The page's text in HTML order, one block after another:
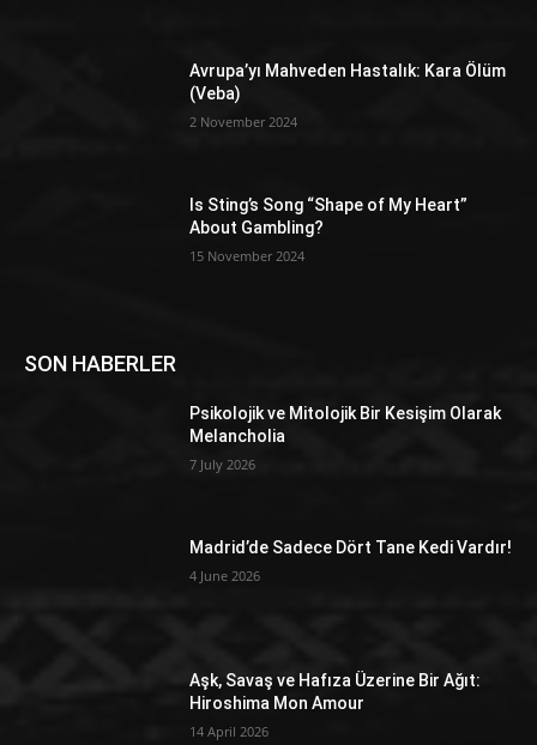
Avrupa’yı Mahveden Hastalık: Kara Ölüm
(Veba)
2 November 2024
Is Sting’s Song “Shape of My Heart”
About Gambling?
15 November 2024
SON HABERLER
Psikolojik ve Mitolojik Bir Kesişim Olarak
Melancholia
7 July 2026
Madrid’de Sadece Dört Tane Kedi Vardır!
4 June 2026
Aşk, Savaş ve Hafıza Üzerine Bir Ağıt:
Hiroshima Mon Amour
14 April 2026